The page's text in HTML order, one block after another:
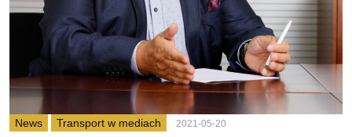
News Transport w mediach 2021-05-20